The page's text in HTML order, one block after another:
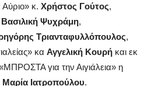
κ. Χρήστος Γούτος,
Βασιλική Ψυχράμη,
Τριανταφυλλόπουλος,
κα Αγγελική Κουρή και εκ
για την Αιγιάλεια» η
Μαρία Ιατροπούλου.